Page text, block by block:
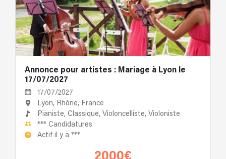
Annonce pour artistes : Mariage à Lyon le
17/07/2027
17/07/2027
Lyon, Rhône, France
Pianiste, Classique, Violoncelliste, Violoniste
*** Candidatures
Actif il y a ***
2000€